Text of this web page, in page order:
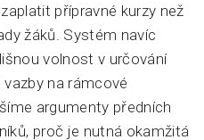
přípravné kurzy než
žáků. Systém navíc
volnost v určování
na rámcové
argumenty předních
proč je nutná okamžitá